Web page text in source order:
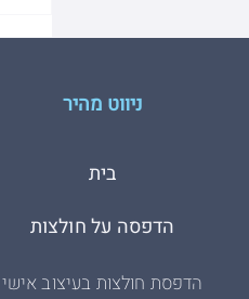
ניווט מהיר
בית
הדפסת חולצות בעיצוב אישי
הדפסה על חולצות